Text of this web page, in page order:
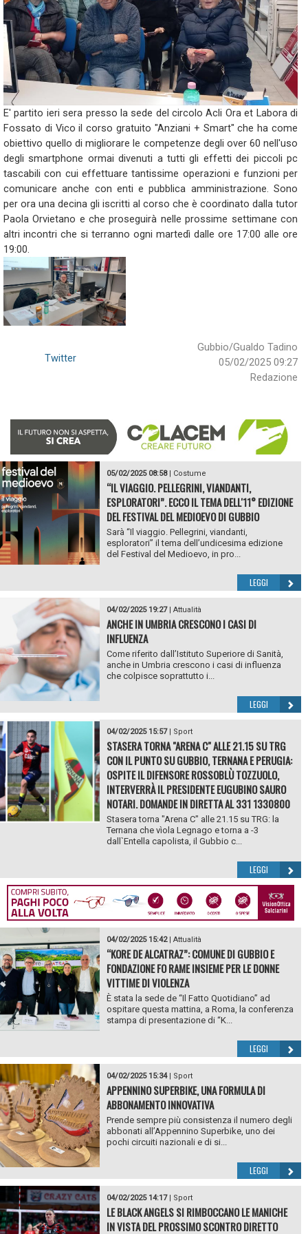
E' partito ieri sera presso la sede del circolo Acli Ora et Labora di
Fossato di Vico il corso gratuito "Anziani + Smart" che ha come
obiettivo quello di migliorare le competenze degli over 60 nell'uso
degli smartphone ormai divenuti a tutti gli effetti dei piccoli pc
tascabili con cui effettuare tantissime operazioni e funzioni per
comunicare anche con enti e pubblica amministrazione. Sono
per ora una decina gli iscritti al corso che è coordinato dalla tutor
Paola Orvietano e che proseguirà nelle prossime settimane con
altri incontri che si terranno ogni martedì dalle ore 17:00 alle ore
19:00.
Gubbio/Gualdo Tadino
05/02/2025 09:27
Redazione
Twitter
05/02/2025 08:58| Costume
“IL VIAGGIO. PELLEGRINI, VIANDANTI,
ESPLORATORI”. ECCO IL TEMA DELL'11° EDIZIONE
DEL FESTIVAL DEL MEDIOEVO DI GUBBIO
Sarà “Il viaggio. Pellegrini, viandanti,
esploratori” il tema dell’undicesima edizione
del Festival del Medioevo, in pro...
LEGGI
04/02/2025 19:27| Attualità
ANCHE IN UMBRIA CRESCONO I CASI DI
INFLUENZA
Come riferito dall’Istituto Superiore di Sanità,
anche in Umbria crescono i casi di influenza
che colpisce soprattutto i...
LEGGI
04/02/2025 15:57| Sport
STASERA TORNA "ARENA C" ALLE 21.15 SU TRG
CON IL PUNTO SU GUBBIO, TERNANA E PERUGIA:
OSPITE IL DIFENSORE ROSSOBLÙ TOZZUOLO,
INTERVERRÀ IL PRESIDENTE EUGUBINO SAURO
NOTARI. DOMANDE IN DIRETTA AL 331 1330800
Stasera torna "Arena C" alle 21.15 su TRG: la
Ternana che vìola Legnago e torna a -3
dall`Entella capolista, il Gubbio c...
LEGGI
04/02/2025 15:42| Attualità
“KORE DE ALCATRAZ”: COMUNE DI GUBBIO E
FONDAZIONE FO RAME INSIEME PER LE DONNE
VITTIME DI VIOLENZA
È stata la sede de “Il Fatto Quotidiano” ad
ospitare questa mattina, a Roma, la conferenza
stampa di presentazione di “K...
LEGGI
04/02/2025 15:34| Sport
APPENNINO SUPERBIKE, UNA FORMULA DI
ABBONAMENTO INNOVATIVA
Prende sempre più consistenza il numero degli
abbonati all’Appennino Superbike, uno dei
pochi circuiti nazionali e di si...
LEGGI
04/02/2025 14:17| Sport
LE BLACK ANGELS SI RIMBOCCANO LE MANICHE
IN VISTA DEL PROSSIMO SCONTRO DIRETTO